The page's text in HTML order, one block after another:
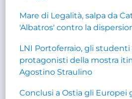
Mare di Legalità, salpa da
'Albatros' contro la
LNI Portoferraio, gli studenti
protagonisti della mostra
Agostino Straulino
Conclusi a Ostia gli Europei